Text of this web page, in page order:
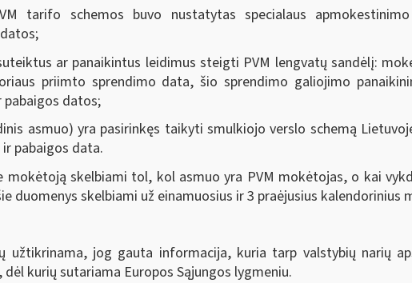
tarifo schemos buvo nustatytas specialaus
ar panaikintus leidimus steigti PVM lengvatų sandėlį:
priimto sprendimo data, šio sprendimo galiojimo
pabaigos datos;
asmuo) yra pasirinkęs taikyti smulkiojo verslo schemą
pabaigos data.
skelbiami tol, kol asmuo yra PVM mokėtojas, o kai
skelbiami už einamuosius ir 3 praėjusius kalendorinius
užtikrinama, jog gauta informacija, kuria tarp valstybių narių
kurių sutariama Europos Sąjungos lygmeniu.